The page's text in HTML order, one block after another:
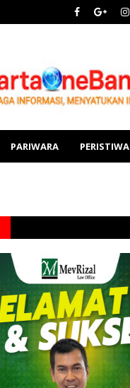
PARIWARA PERISTIWA